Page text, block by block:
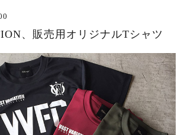
、販売用オリジナルTシャツ